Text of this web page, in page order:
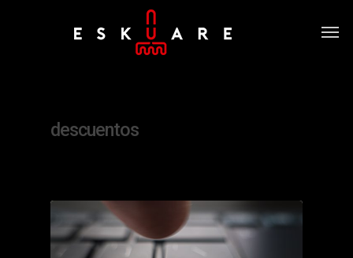
descuentos